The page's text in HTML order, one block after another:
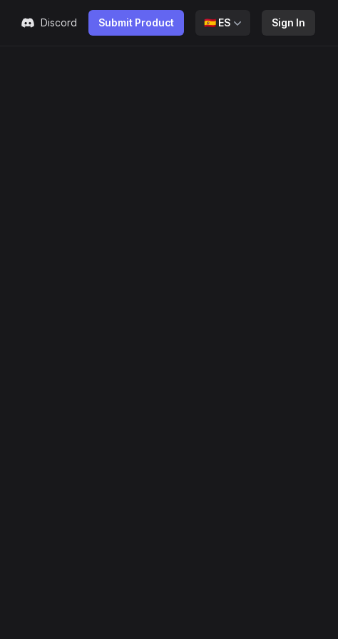
Discord Submit Product 🇪🇸 ES Sign In